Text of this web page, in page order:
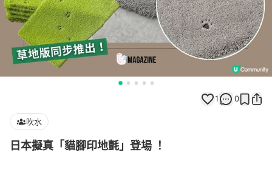
1 0
吹水
日本擬真「貓腳印地氈」登場 ！